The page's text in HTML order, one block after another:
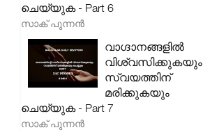
ചെയ്യുക - Part 6
സാക് പുന്നൻ
വാഗ്ദാനങ്ങളിൽ
വിശ്വസിക്കുകയും
സ്വയത്തിന്
മരിക്കുകയും
ചെയ്യുക - Part 7
സാക് പുന്നൻ